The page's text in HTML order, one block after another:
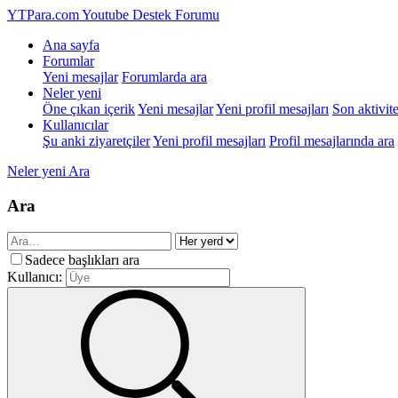
YTPara.comYoutube Destek Forumu
Ana sayfa
Forumlar
Yeni mesajlar Forumlarda ara
Neler yeni
Öne çıkan içerikYeni mesajlarYeni profil mesajları Son
Kullanıcılar
Şu anki ziyaretçilerYeni profil mesajları Profil mesajlarında ara
Neler yeni Ara
Ara
Sadece başlıkları ara
Kullanıcı: